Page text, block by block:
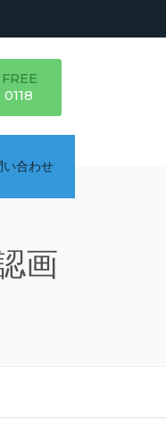
い合わせ
画